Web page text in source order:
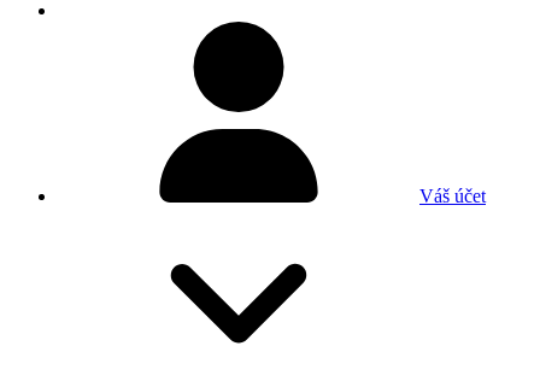
Váš účet